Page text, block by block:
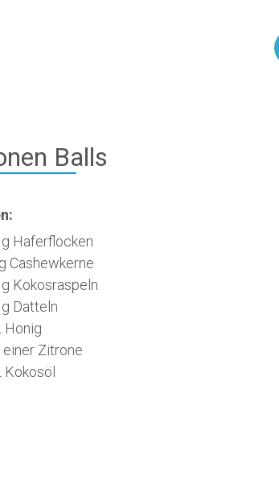
Balls
Haferflocken
Cashewkerne
Kokosraspeln
Datteln
Honig
einer Zitrone
Kokosöl